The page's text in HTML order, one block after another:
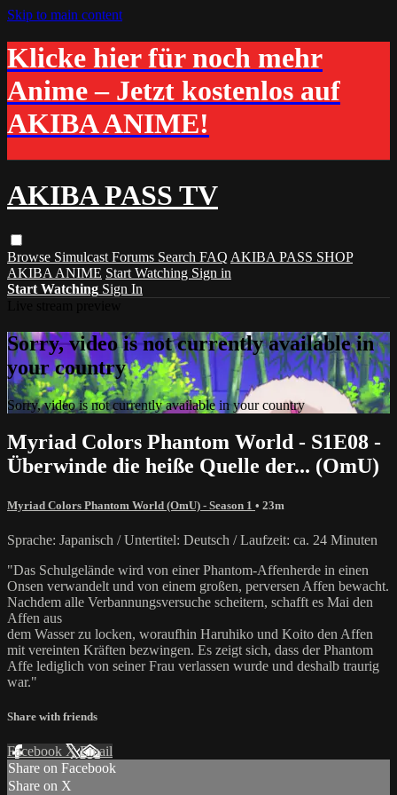
Skip to main content
Klicke hier für noch mehr
Anime – Jetzt kostenlos auf
AKIBA ANIME!
AKIBA PASS TV
Browse Simulcast Forums Search FAQ AKIBA PASS SHOP
AKIBA ANIME Start Watching Sign in
Start Watching Sign In
Sorry, video is not currently available in
your country
Sorry, video is not currently available in your country
Myriad Colors Phantom World - S1E08 -
Überwinde die heiße Quelle der... (OmU)
Myriad Colors Phantom World (OmU) - Season 1 • 23m
Sprache: Japanisch / Untertitel: Deutsch / Laufzeit: ca. 24 Minuten
"Das Schulgelände wird von einer Phantom-Affenherde in einen
Onsen verwandelt und von einem großen, perversen Affen bewacht.
Nachdem alle Verbannungsversuche scheitern, schafft es Mai den
Affen aus
dem Wasser zu locken, woraufhin Haruhiko und Koito den Affen
mit vereinten Kräften bezwingen. Es zeigt sich, dass der Phantom
Affe lediglich von seiner Frau verlassen wurde und deshalb traurig
war."
Share with friends
Facebook XEmail
Share on Facebook
Share on X